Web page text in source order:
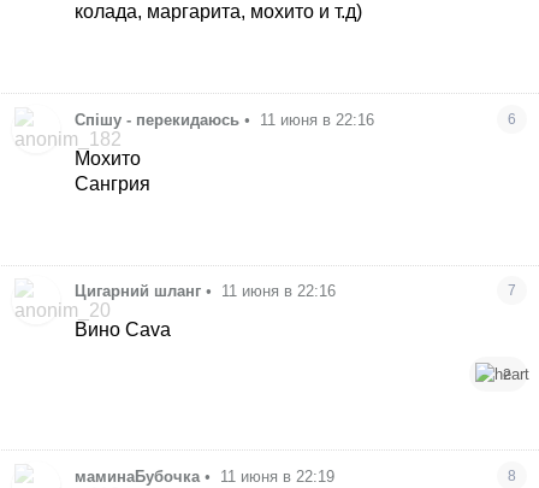
колада, маргарита, мохито и т.д)
Спішу - перекидаюсь • 11 июня в 22:16 6
Мохито
Сангрия
Цигарний шланг • 11 июня в 22:16 7
Вино Cava
2
маминаБубочка • 11 июня в 22:19 8